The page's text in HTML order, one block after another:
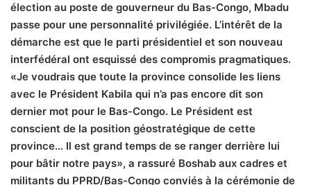
élection au poste de gouverneur du Bas-Congo, Mbadu
passe pour une personnalité privilégiée. L’intérêt de la
démarche est que le parti présidentiel et son nouveau
interfédéral ont esquissé des compromis pragmatiques.
«Je voudrais que toute la province consolide les liens
avec le Président Kabila qui n’a pas encore dit son
dernier mot pour le Bas-Congo. Le Président est
conscient de la position géostratégique de cette
province… Il est grand temps de se ranger derrière lui
pour bâtir notre pays», a rassuré Boshab aux cadres et
militants du PPRD/Bas-Congo conviés à la cérémonie de